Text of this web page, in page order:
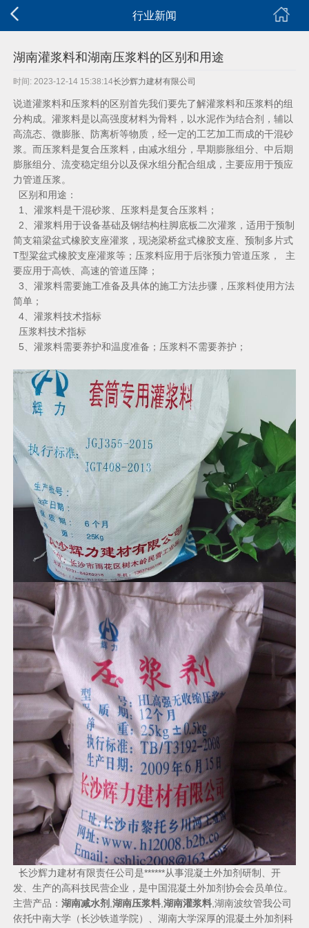
行业新闻
湖南灌浆料和湖南压浆料的区别和用途
时间: 2023-12-14 15:38:14长沙辉力建材有限公司
说道灌浆料和压浆料的区别首先我们要先了解灌浆料和压浆料的组
分构成。灌浆料是以高强度材料为骨料，以水泥作为结合剂，辅以
高流态、微膨胀、防离析等物质，经一定的工艺加工而成的干混砂
浆。而压浆料是复合压浆料，由减水组分，早期膨胀组分、中后期
膨胀组分、流变稳定组分以及保水组分配合组成，主要应用于预应
力管道压浆。
区别和用途：
1、灌浆料是干混砂浆、压浆料是复合压浆料；
2、灌浆料用于设备基础及钢结构柱脚底板二次灌浆，适用于预制
简支箱梁盆式橡胶支座灌浆，现浇梁桥盆式橡胶支座、预制多片式
T型粱盆式橡胶支座灌浆等；压浆料应用于后张预力管道压浆， 主
要应用于高铁、高速的管道压降；
3、灌浆料需要施工准备及具体的施工方法步骤，压浆料使用方法
简单；
4、灌浆料技术指标
压浆料技术指标
5、灌浆料需要养护和温度准备；压浆料不需要养护；
长沙辉力建材有限责任公司是******从事混凝土外加剂研制、开
发、生产的高科技民营企业，是中国混凝土外加剂协会会员单位。
主营产品： 湖南减水剂 湖南压浆料, 湖南灌浆料,湖南波纹管我公司
依托中南大学（长沙铁道学院）、湖南大学深厚的混凝土外加剂科